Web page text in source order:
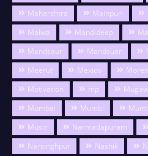
Maharshtra
Mainpuri
Malwa
Mandideep
Mandsaur
Mandsuar
Meerut
Mexico
Motivation
mp
Mumbai
Mumbi
Music
Narmadapuram
Narsinghpur
Nashik